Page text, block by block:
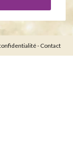
- Contact